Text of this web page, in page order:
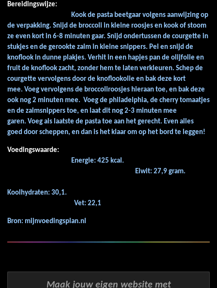
Bereidingswijze:
Kook de pasta beetgaar volgens aanwijzing op
de verpakking. Snijd de broccoli in kleine roosjes en kook of stoom
ze even kort in 6-8 minuten gaar. Snijd ondertussen de courgette in
stukjes en de gerookte zalm in kleine snippers. Pel en snijd de
knoflook in dunne plakjes. Verhit in een hapjes pan de olijfolie en
fruit de knoflook zacht, zonder hem te laten verkleuren. Schep de
courgette vervolgens door de knoflookolie en bak deze kort
mee. Voeg vervolgens de broccoliroosjes hieraan toe, en bak deze
ook nog 2 minuten mee. Voeg de philadelphia, de cherry tomaatjes
en de zalmsnippers toe, en laat dit nog 2-3 minuten mee
garen. Voeg als laatste de pasta toe aan het gerecht. Even alles
goed door scheppen, en dan is het klaar om op het bord te leggen!
Voedingswaarde:
Energie: 425 kcal.
Eiwit: 27,9 gram.
Koolhydraten: 30,1.
Vet: 22,1
Bron: mijnvoedingsplan.nl
Maak jouw eigen website met